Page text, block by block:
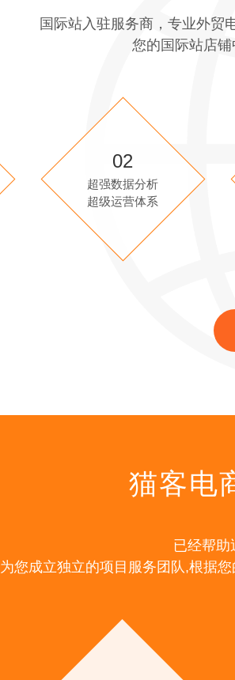
国际站入驻服务商，专业外贸
您的国际站店
02
超强数据分析
超级运营体系
猫客电
已经帮助
为您成立独立的项目服务团队,根据